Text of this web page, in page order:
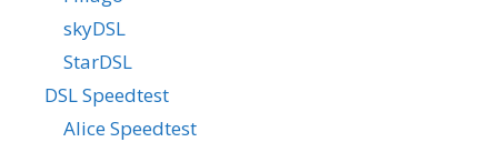
skyDSL
StarDSL
DSL Speedtest
Alice Speedtest